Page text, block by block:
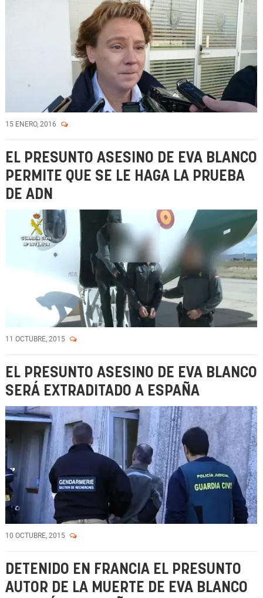
15 ENERO, 2016
EL PRESUNTO ASESINO DE EVA BLANCO
PERMITE QUE SE LE HAGA LA PRUEBA
DE ADN
11 OCTUBRE, 2015
EL PRESUNTO ASESINO DE EVA BLANCO
SERÁ EXTRADITADO A ESPAÑA
10 OCTUBRE, 2015
DETENIDO EN FRANCIA EL PRESUNTO
AUTOR DE LA MUERTE DE EVA BLANCO